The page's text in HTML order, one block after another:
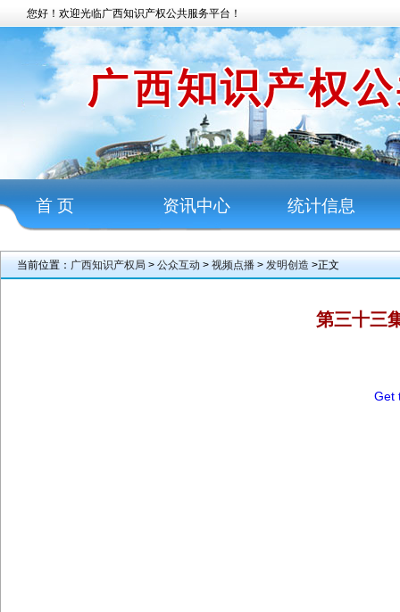
您好！欢迎光临广西知识产权公共服务平台！
首 页 资讯中心 统计信息
当前位置： 广西知识产权局 > 公众互动 > 视频点播 > 发明创造 >正文
第三十三
Get